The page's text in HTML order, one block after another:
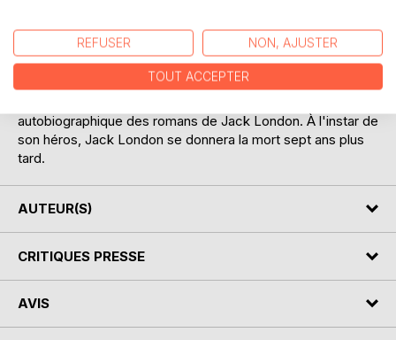
de Ruth voit d'un mauvais oeil la liaison de leur fille avec
Martin. Celui-ci se donne deux ans pour réussir, faire
publier ses écrits, afin d'épouser Ruth. Martin Eden aspire
à cette ascension sociale, plus dure sera la chute...
autobiographique des romans de Jack London. À l'instar de
son héros, Jack London se donnera la mort sept ans plus
tard.
AUTEUR(S)
CRITIQUES PRESSE
AVIS
REFUSER NON, AJUSTER
TOUT ACCEPTER